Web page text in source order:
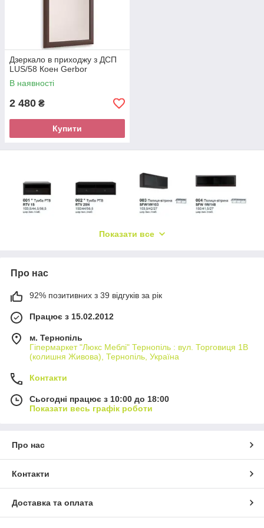
Дзеркало в приходжу з ДСП
LUS/58 Коен Gerbor
В наявності
2 480 ₴
Купити
Показати все
Про нас
92% позитивних з 39 відгуків за рік
Працює з 15.02.2012
м. Тернопіль
Гіпермаркет "Люкс Меблі" Тернопіль : вул. Торговиця 1В
(колишня Живова), Тернопіль, Україна
Контакти
Сьогодні працює з 10:00 до 18:00
Показати весь графік роботи
Про нас
Контакти
Доставка та оплата